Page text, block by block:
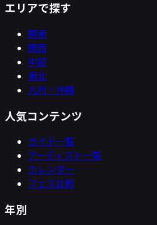
エリアで探す
関東
関西
中部
東北
九州・沖縄
人気コンテンツ
ガイド一覧
アーティスト一覧
カレンダー
フェス比較
年別